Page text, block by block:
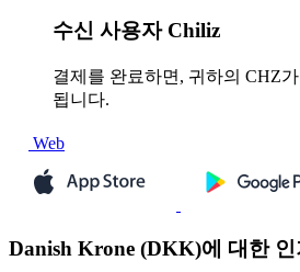
수신 사용자 Chiliz
결제를 완료하면, 귀하의 CHZ
됩니다.
Web
Danish Krone (DKK)에 대한 인